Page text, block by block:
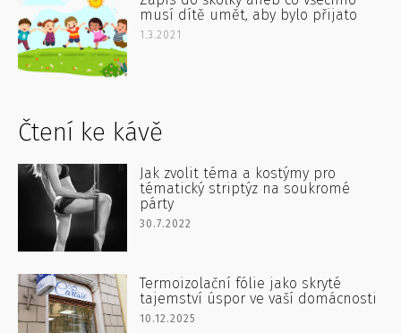
musí dítě umět, aby bylo přijato
1.3.2021
Čtení ke kávě
Jak zvolit téma a kostýmy pro
tématický striptýz na soukromé
párty
30.7.2022
Termoizolační fólie jako skryté
tajemství úspor ve vaší domácnosti
10.12.2025